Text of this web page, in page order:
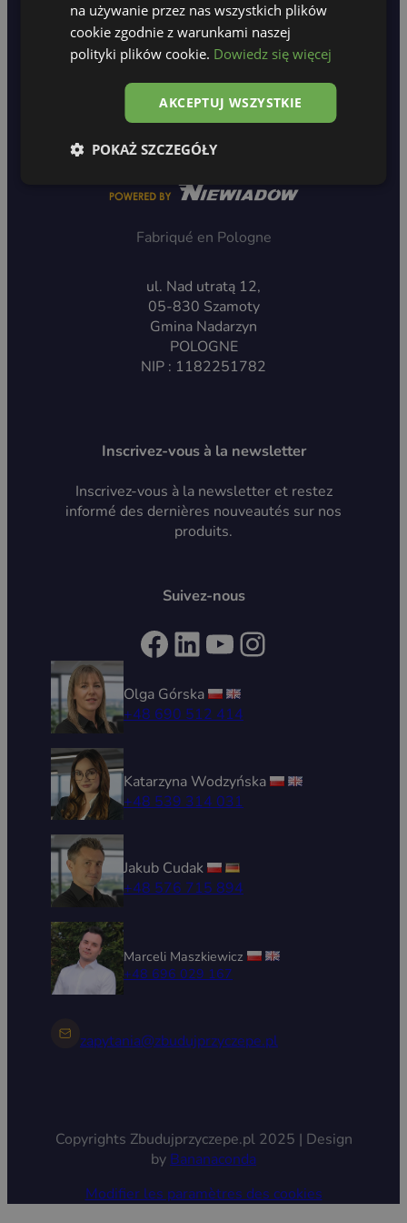
Politique de confidentialité
Fabriqué en Pologne
ul. Nad utratą 12,
05-830 Szamoty
Gmina Nadarzyn
POLOGNE
NIP : 1182251782
Inscrivez-vous à la newsletter
Inscrivez-vous à la newsletter et restez
informé des dernières nouveautés sur nos
produits.
Suivez-nous
Facebook LinkedIn YouTube Instagram
Olga Górska
+48 690 512 414
Katarzyna Wodzyńska
+48 539 314 031
Jakub Cudak
+48 576 715 894
Marceli Maszkiewicz
+48 696 029 167
zapytania@zbudujprzyczepe.pl
Copyrights Zbudujprzyczepe.pl 2025 | Design
by Bananaconda
Modifier les paramètres des cookies
na używanie przez nas wszystkich plików
cookie zgodnie z warunkami naszej
polityki plików cookie. Dowiedz się więcej
AKCEPTUJ WSZYSTKIE
POKAŻ SZCZEGÓŁY